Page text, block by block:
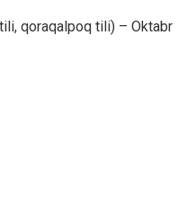
qoraqalpoq tili) – Oktabr